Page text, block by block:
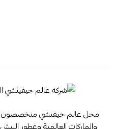
محل عالم جيفنشي متخصصون